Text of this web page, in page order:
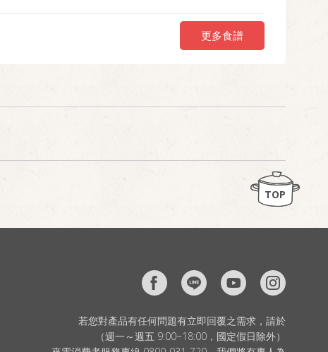
更多食譜
TOP
若您對產品有任何問題有立即回覆之需求，請於
（週一～週五 9:00~18:00，國定假日除外）